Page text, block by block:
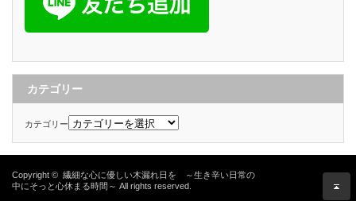
カテゴリー
カテゴリー
Copyright © 繊細な心に優しい木漏れ日を ～生き辛い日常の
中にそっと心休まる時間～ All rights reserved.